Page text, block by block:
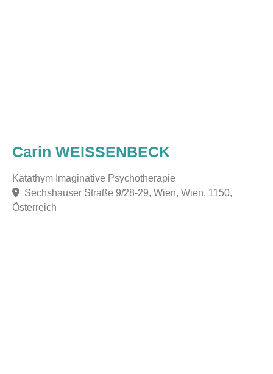
Carin WEISSENBECK
Katathym Imaginative Psychotherapie
Sechshauser Straße 9/28-29, Wien, Wien, 1150,
Österreich